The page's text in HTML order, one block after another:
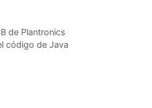
de Plantronics
código de Java